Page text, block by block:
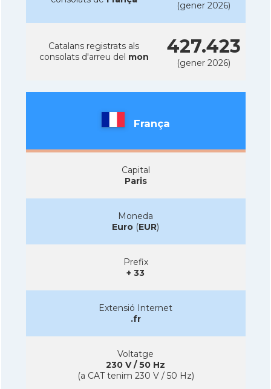
(gener 2026)
Catalans registrats als
consolats d'arreu del mon 427.423
(gener 2026)
França
Capital
Paris
Moneda
Euro (EUR)
Prefix
+ 33
Extensió Internet
.fr
Voltatge
230 V / 50 Hz
(a CAT tenim 230 V / 50 Hz)